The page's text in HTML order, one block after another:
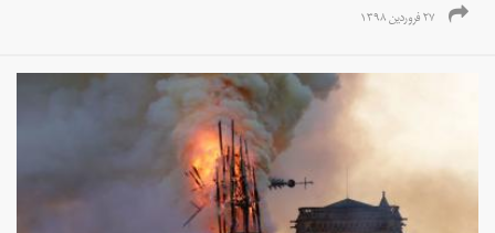
۲۷ فروردین ۱۳۹۸